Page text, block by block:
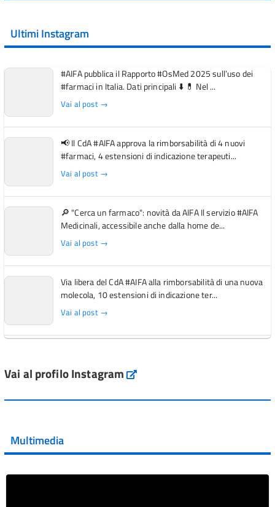
Ultimi Instagram
#AIFA pubblica il Rapporto #OsMed 2025 sull’uso dei
#farmaci in Italia. Dati principali ⬇️ 💊 Nel ...
Vai al post →
📢 Il CdA #AIFA approva la rimborsabilità di 4 nuovi
#farmaci, 4 estensioni di indicazione terapeuti...
Vai al post →
🔎 "Cerca un farmaco": novità da AIFA Il servizio #AIFA
Medicinali, accessibile anche dalla home de...
Vai al post →
Via libera del CdA #AIFA alla rimborsabilità di una nuova
molecola, 10 estensioni di indicazione ter...
Vai al post →
Vai al post →
Vai al post →
Vai al profilo Instagram Instagram
Multimedia